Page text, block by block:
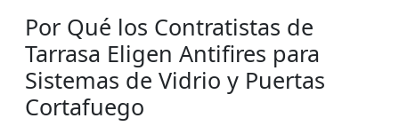
Por Qué los Contratistas de
Tarrasa Eligen Antifires para
Sistemas de Vidrio y Puertas
Cortafuego